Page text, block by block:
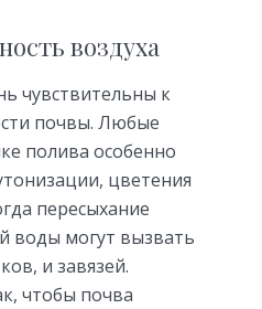
воздуха
чувствительны к
почвы. Любые
полива особенно
цветения
пересыхание
воды могут вызвать
и завязей.
чтобы почва